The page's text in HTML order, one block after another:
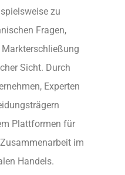
zu
Fragen,
Sicht. Durch
Experten
Plattformen für
im
Handels.